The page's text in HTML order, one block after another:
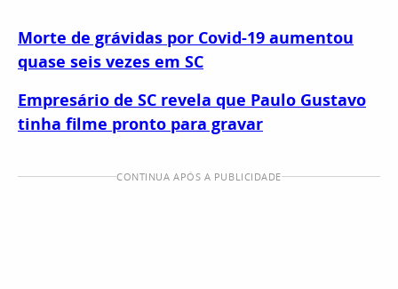
Morte de grávidas por Covid-19 aumentou
quase seis vezes em SC
Empresário de SC revela que Paulo Gustavo
tinha filme pronto para gravar
CONTINUA APÓS A PUBLICIDADE